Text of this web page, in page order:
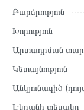
վերադարձը
Բարձրություն
Խորություն
Արտադրման
Կետայնություն
Անկյունագիծ
Էկրանի տեսակը